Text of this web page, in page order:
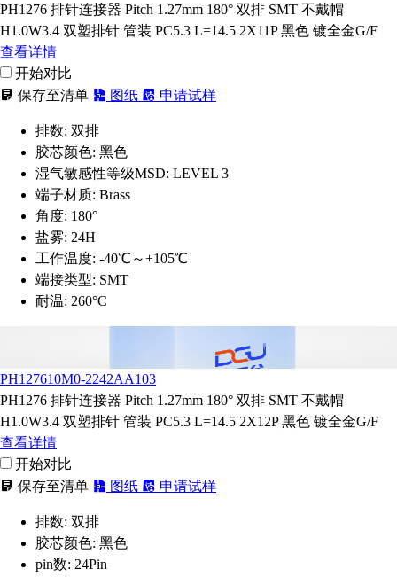
PH1276 排针连接器 Pitch 1.27mm 180° 双排 SMT 不戴帽
H1.0W3.4 双塑排针 管装 PC5.3 L=14.5 2X11P 黑色 镀全金G/F
查看详情
开始对比
保存至清单
图纸 申请试样
排数: 双排
胶芯颜色: 黑色
湿气敏感性等级MSD: LEVEL 3
端子材质: Brass
角度: 180°
盐雾: 24H
工作温度: -40℃～+105℃
端接类型: SMT
耐温: 260°C
PH127610M0-2242AA103
PH1276 排针连接器 Pitch 1.27mm 180° 双排 SMT 不戴帽
H1.0W3.4 双塑排针 管装 PC5.3 L=14.5 2X12P 黑色 镀全金G/F
查看详情
开始对比
保存至清单
图纸 申请试样
排数: 双排
胶芯颜色: 黑色
pin数: 24Pin